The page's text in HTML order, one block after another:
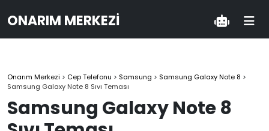
ONARIM MERKEZI
Onarım Merkezi > Cep Telefonu > Samsung > Samsung Galaxy Note 8 >
Samsung Galaxy Note 8 Sıvı Teması
Samsung Galaxy Note 8